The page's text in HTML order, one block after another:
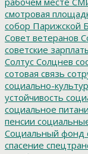
смотровая
собор Парижской
Совет ветеранов
советские
Солтус Солцнев
сотовая связь
социально-
устойчивость
социальное
пенсии
Социальный фонд
спасение